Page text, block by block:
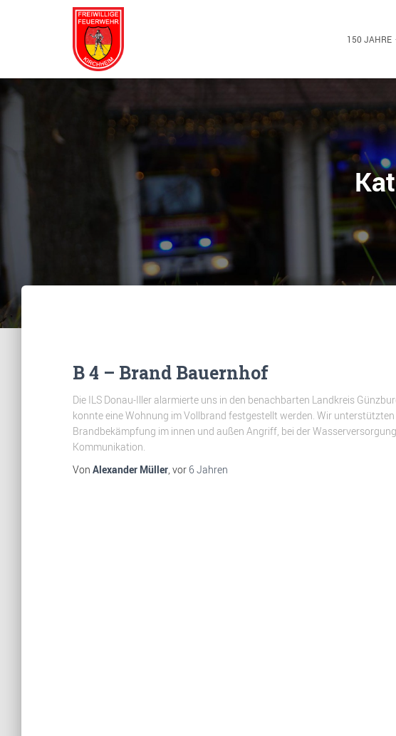
150 JAHRE
B 4 – Brand Bauernhof
Die ILS Donau-Iller alarmierte uns in den benachbarten Landkreis
konnte eine Wohnung im Vollbrand festgestellt werden. Wir
Brandbekämpfung im innen und außen Angriff, bei der
Kommunikation.
Von Alexander Müller, vor 6 Jahren